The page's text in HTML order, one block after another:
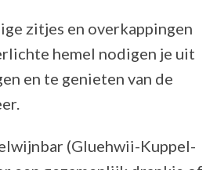
zitjes en overkappingen
hemel nodigen je uit
en te genieten van de
(Gluehwii-Kuppel-